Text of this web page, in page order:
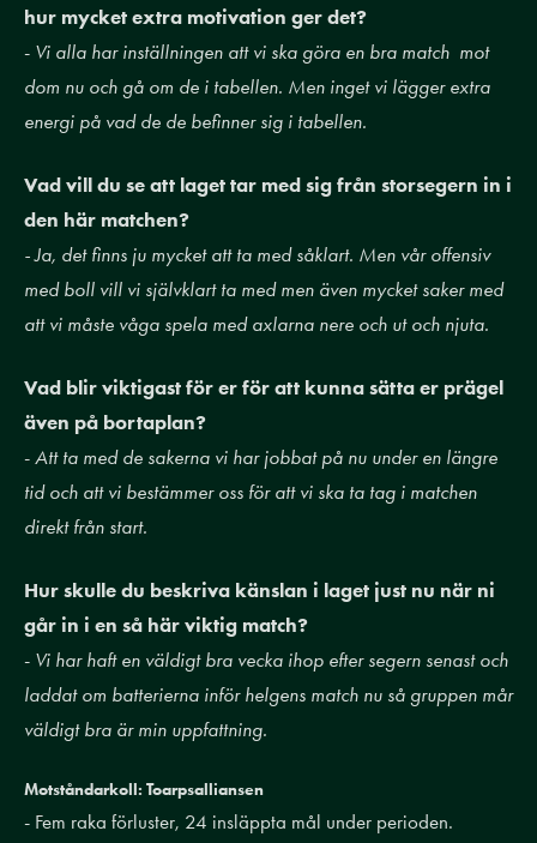
hur mycket extra motivation ger det?
- Vi alla har inställningen att vi ska göra en bra match mot
dom nu och gå om de i tabellen. Men inget vi lägger extra
energi på vad de de befinner sig i tabellen.
Vad vill du se att laget tar med sig från storsegern in i
den här matchen?
- ⁠⁠Ja, det finns ju mycket att ta med såklart. Men vår offensiv
med boll vill vi självklart ta med men även mycket saker med
att vi måste våga spela med axlarna nere och ut och njuta.
Vad blir viktigast för er för att kunna sätta er prägel
även på bortaplan?
- Att ta med de sakerna vi har jobbat på nu under en längre
tid och att vi bestämmer oss för att vi ska ta tag i matchen
direkt från start.
Hur skulle du beskriva känslan i laget just nu när ni
går in i en så här viktig match?
- Vi har haft en väldigt bra vecka ihop efter segern senast och
laddat om batterierna inför helgens match nu så gruppen mår
väldigt bra är min uppfattning.
Motståndarkoll: Toarpsalliansen
- Fem raka förluster, 24 insläppta mål under perioden.